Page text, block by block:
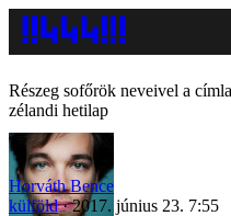
Részeg sofőrök neveivel a
zélandi hetilap
Horváth Bence
külföld
2017. június 23. 7:55